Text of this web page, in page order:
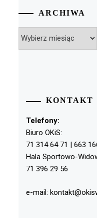
ARCHIWA
KONTAKT
Telefony:
Biuro OKiS:
71 314 64 71 | 663
Hala Sportowo-
71 396 29 56
e-mail: